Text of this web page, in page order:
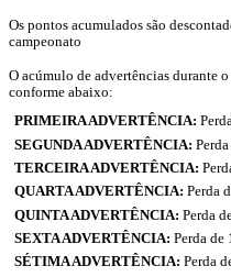
Os pontos acumulados são
campeonato
O acúmulo de advertências durante
conforme abaixo:
PRIMEIRA ADVERTÊNCIA:
SEGUNDA ADVERTÊNCIA:
TERCEIRA ADVERTÊNCIA:
QUARTA ADVERTÊNCIA:Perda
QUINTA ADVERTÊNCIA:Perda
SEXTA ADVERTÊNCIA:Perda de
SÉTIMA ADVERTÊNCIA:Perda